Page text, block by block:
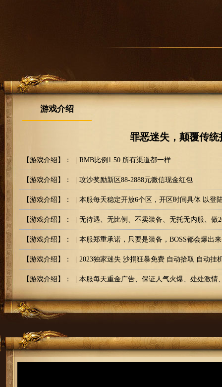
游戏介绍
罪恶迷失，颠覆传
【游戏介绍】： RMB比例1:50 所有渠道都一样
【游戏介绍】： 攻沙奖励新区88-2888元微信现金红包
【游戏介绍】： 本服每天稳定开放6个区，开区时间具体 以登
【游戏介绍】： 无待遇、无比例、不卖装备、无托无内服、做
【游戏介绍】： 本服郑重承诺，只要是装备，BOSS都会爆出
【游戏介绍】： 2023独家迷失 沙捐狂暴免费 自动拾取 自动
【游戏介绍】： 本服每天重金广告、保证人气火爆、处处激情
【版本内容】： | 本服长期不断更新最新内容，新区老区更新
【封挂介绍】：
【综合介绍】： | 绝不变态，绝无秒杀，完美设置，让游戏体验